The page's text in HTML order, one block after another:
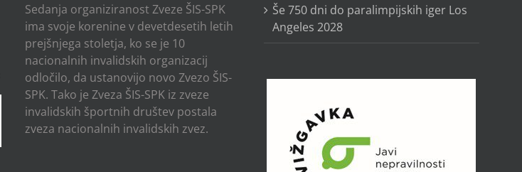
Sedanja organiziranost Zveze ŠIS-SPK
ima svoje korenine v devetdesetih letih
prejšnjega stoletja, ko se je 10
nacionalnih invalidskih organizacij
odločilo, da ustanovijo novo Zvezo ŠIS-
SPK. Tako je Zveza ŠIS-SPK iz zveze
invalidskih športnih društev postala
zveza nacionalnih invalidskih zvez.
Še 750 dni do paralimpijskih iger Los
Angeles 2028